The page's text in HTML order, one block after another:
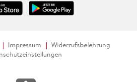
Impressum
Widerrufsbelehrung